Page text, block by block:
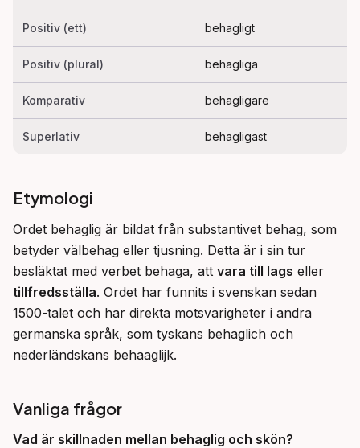
Positiv (ett) behagligt
Positiv (plural) behagliga
Komparativ behagligare
Superlativ behagligast
Etymologi
Ordet behaglig är bildat från substantivet behag, som
betyder välbehag eller tjusning. Detta är i sin tur
besläktat med verbet behaga, att vara till lags
tillfredsställa. Ordet har funnits i svenskan sedan
1500-talet och har direkta motsvarigheter i andra
germanska språk, som tyskans behaglich och
nederländskans behaaglijk.
Vanliga frågor
Vad är skillnaden mellan behaglig och skön?